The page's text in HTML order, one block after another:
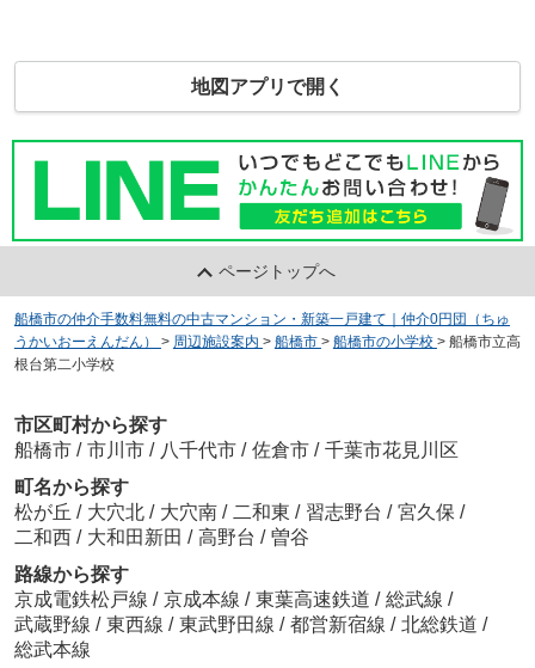
地図アプリで開く
ページトップへ
船橋市の仲介手数料無料の中古マンション・新築一戸建て｜仲介0円団（ちゅ
うかいおーえんだん）
> 周辺施設案内 > 船橋市 > 船橋市の小学校 > 船橋市立高
根台第二小学校
市区町村から探す
船橋市 / 市川市 / 八千代市 / 佐倉市 / 千葉市花見川区
町名から探す
松が丘 / 大穴北 / 大穴南 / 二和東 / 習志野台 / 宮久保 /
二和西 / 大和田新田 / 高野台 / 曽谷
路線から探す
京成電鉄松戸線 / 京成本線 / 東葉高速鉄道 / 総武線 /
武蔵野線 / 東西線 / 東武野田線 / 都営新宿線 / 北総鉄道 /
総武本線